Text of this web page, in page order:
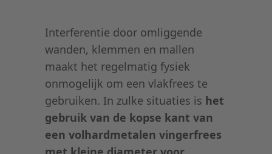
Interferentie door omliggende
wanden, klemmen en mallen
maakt het regelmatig fysiek
onmogelijk om een vlakfrees te
gebruiken. In zulke situaties is het
gebruik van de kopse kant van
een volhardmetalen vingerfrees